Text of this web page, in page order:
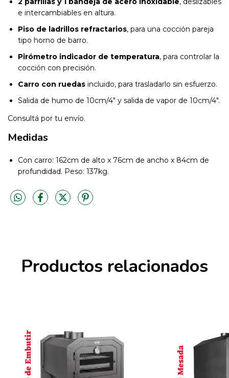
e intercambiables en altura.
Piso de ladrillos refractarios, para una cocción pareja
tipo horno de barro.
Pirómetro indicador de temperatura, para controlar la
cocción con precisión.
Carro con ruedas incluido, para trasladarlo sin esfuerzo.
Salida de humo de 10cm/4" y salida de vapor de 10cm/4".
Consultá por tu envío.
Medidas
Con carro: 162cm de alto x 76cm de ancho x 84cm de
profundidad. Peso: 137kg.
Productos relacionados